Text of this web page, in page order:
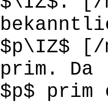
$p\IZ$ [/
prim. Da
$p$ prim